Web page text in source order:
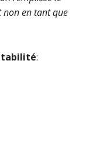
en tant que
: